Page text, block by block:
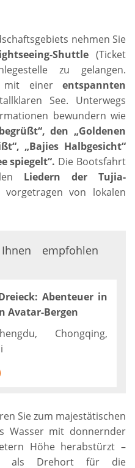
nehmen Sie
Shuttle(Ticket
zu gelangen.
mit einer entspannten
See. Unterwegs
bewundern wie
den „Goldenen
„Bajies Halbgesicht“
spiegelt“. Die Bootsfahrt
Liedern der Tujia-
vorgetragen von lokalen
empfohlen
Abenteuer in
Avatar-Bergen
Chongqing,
Sie zum majestätischen
Wasser mit donnernder
Höhe herabstürzt –
als Drehort für die